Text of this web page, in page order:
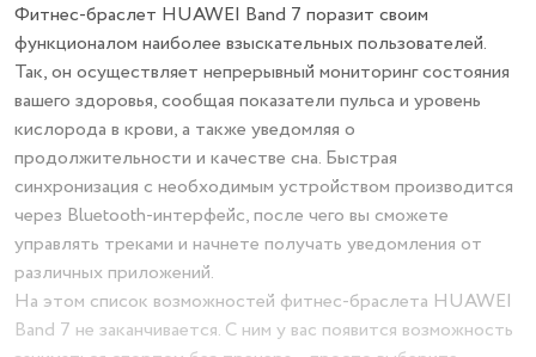
Фитнес-браслет HUAWEI Band 7 поразит своим
функционалом наиболее взыскательных пользователей.
Так, он осуществляет непрерывный мониторинг состояния
вашего здоровья, сообщая показатели пульса и уровень
кислорода в крови, а также уведомляя о
продолжительности и качестве сна. Быстрая
синхронизация с необходимым устройством производится
через Bluetooth-интерфейс, после чего вы сможете
управлять треками и начнете получать уведомления от
различных приложений.
На этом список возможностей фитнес-браслета HUAWEI
Band 7 не заканчивается. С ним у вас появится возможность